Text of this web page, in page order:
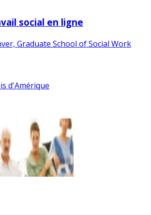
social en ligne
Graduate School of Social Work
d'Amérique